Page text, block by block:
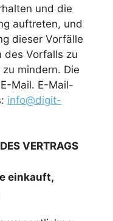
und die
auftreten, und
dieser Vorfälle
des Vorfalls zu
mindern. Die
Mail. E-Mail-
info@digit-
VERTRAGS
einkauft,